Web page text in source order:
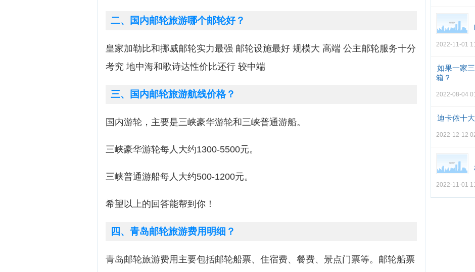
二、国内邮轮旅游哪个邮轮好？
皇家加勒比和挪威邮轮实力最强 邮轮设施最好 规模大 高端 公主邮轮服务十分
考究 地中海和歌诗达性价比还行 较中端
三、国内邮轮旅游航线价格？
国内游轮，主要是三峡豪华游轮和三峡普通游船。
三峡豪华游轮每人大约1300-5500元。
三峡普通游船每人大约500-1200元。
希望以上的回答能帮到你！
四、青岛邮轮旅游费用明细？
青岛邮轮旅游费用主要包括邮轮船票、住宿费、餐费、景点门票等。邮轮船票
2022-11-01
如果一家
箱？
2022-08-04
迪卡侬十
2022-12-12
2022-11-01